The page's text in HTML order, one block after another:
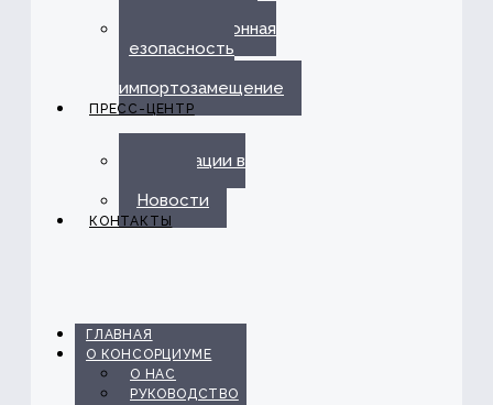
Информационная
безопасность
импортозамещение
ПРЕСС-ЦЕНТР
Публикации в
Новости
КОНТАКТЫ
ГЛАВНАЯ
О КОНСОРЦИУМЕ
О НАС
РУКОВОДСТВО